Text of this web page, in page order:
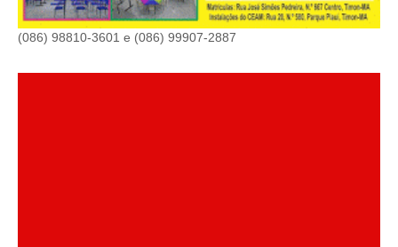
(086) 98810-3601 e (086) 99907-2887